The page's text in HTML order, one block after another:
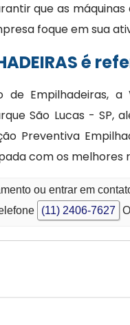
que as
foque em sua
é
de Empilhadeiras,
São Lucas - SP,
Preventiva
com os melhores
ou entrar em
(11) 2406-7627